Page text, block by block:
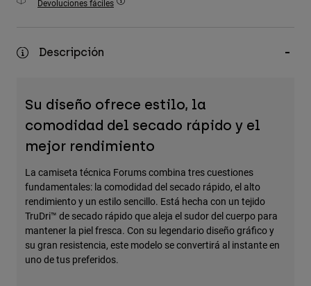
Accesorios
Bolsas y Mochilas
Ver todo
Devoluciones fáciles
Descripción
Su diseño ofrece estilo, la
comodidad del secado rápido y el
mejor rendimiento
La camiseta técnica Forums combina tres cuestiones
fundamentales: la comodidad del secado rápido, el alto
rendimiento y un estilo sencillo. Está hecha con un tejido
TruDri™ de secado rápido que aleja el sudor del cuerpo para
mantener la piel fresca. Con su legendario diseño gráfico y
su gran resistencia, este modelo se convertirá al instante en
uno de tus preferidos.